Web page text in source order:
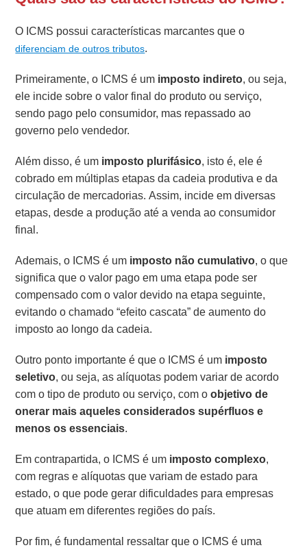
O ICMS possui características marcantes que o
diferenciam de outros tributos.
Primeiramente, o ICMS é um imposto indireto, ou seja,
ele incide sobre o valor final do produto ou serviço,
sendo pago pelo consumidor, mas repassado ao
governo pelo vendedor.
Além disso, é um imposto plurifásico, isto é, ele é
cobrado em múltiplas etapas da cadeia produtiva e da
circulação de mercadorias. Assim, incide em diversas
etapas, desde a produção até a venda ao consumidor
final.
Ademais, o ICMS é um imposto não cumulativo, o que
significa que o valor pago em uma etapa pode ser
compensado com o valor devido na etapa seguinte,
evitando o chamado “efeito cascata” de aumento do
imposto ao longo da cadeia.
Outro ponto importante é que o ICMS é um imposto
seletivo, ou seja, as alíquotas podem variar de acordo
com o tipo de produto ou serviço, com oobjetivo de
onerar mais aqueles considerados supérfluos e
menos os essenciais.
Em contrapartida, o ICMS é um imposto complexo,
com regras e alíquotas que variam de estado para
estado, o que pode gerar dificuldades para empresas
que atuam em diferentes regiões do país.
Por fim, é fundamental ressaltar que o ICMS é uma